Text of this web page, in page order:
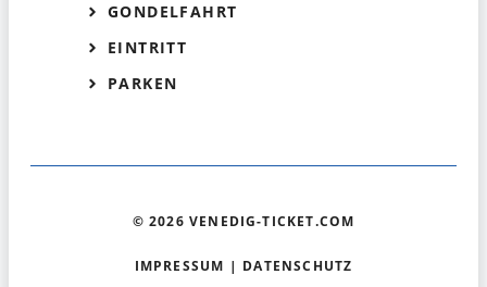
GONDELFAHRT
EINTRITT
PARKEN
© 2026 VENEDIG-TICKET.COM
IMPRESSUM | DATENSCHUTZ